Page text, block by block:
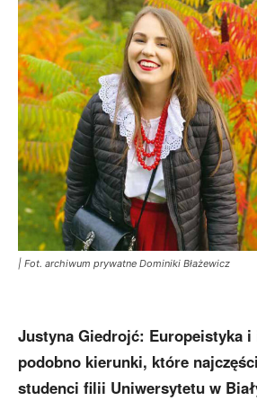
| Fot. archiwum prywatne Dominiki Błażewicz
Justyna Giedrojć: Europeistyka
podobno kierunki, które
studenci filii Uniwersytetu w